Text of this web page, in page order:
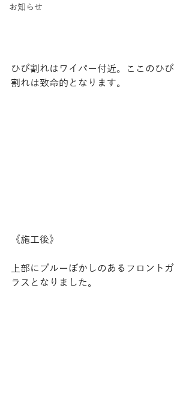
お知らせ
ひび割れはワイパー付近。ここのひび
割れは致命的となります。
《施工後》
上部にブルーぼかしのあるフロントガ
ラスとなりました。